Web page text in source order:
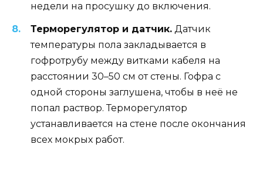
недели на просушку до включения.
Терморегулятор и датчик. Датчик
температуры пола закладывается в
гофротрубу между витками кабеля на
расстоянии 30–50 см от стены. Гофра с
одной стороны заглушена, чтобы в неё не
попал раствор. Терморегулятор
устанавливается на стене после окончания
всех мокрых работ.